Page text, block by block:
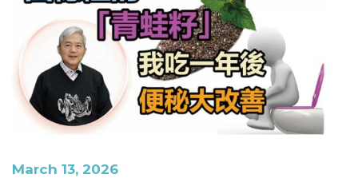
March 13, 2026